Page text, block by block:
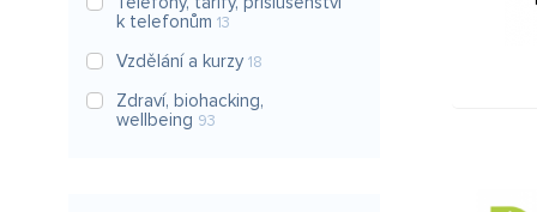
k telefonům 13
Vzdělání a kurzy 18
Zdraví, biohacking,
wellbeing 93